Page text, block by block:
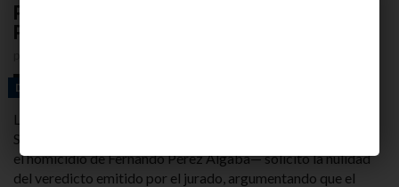
Piden anular condena por crimen de Fernando
Pérez Algaba
DESTACADAS
La defensa de Maximiliano Pilepich, Matías Gil y Nahuel
Sebastián Vargas —quienes fueron declarados culpables por
el homicidio de Fernando Pérez Algaba— solicitó la nulidad
del veredicto emitido por el jurado, argumentando que el